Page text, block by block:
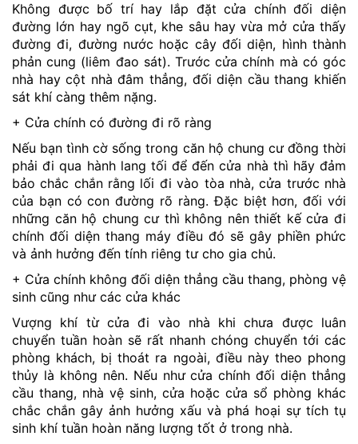
Không được bố trí hay lắp đặt cửa chính đối diện
đường lớn hay ngõ cụt, khe sâu hay vừa mở cửa thấy
đường đi, đường nước hoặc cây đối diện, hình thành
phản cung (liêm đao sát). Trước cửa chính mà có góc
nhà hay cột nhà đâm thẳng, đối diện cầu thang khiến
sát khí càng thêm nặng.
+ Cửa chính có đường đi rõ ràng
Nếu bạn tình cờ sống trong căn hộ chung cư đồng thời
phải đi qua hành lang tối để đến cửa nhà thì hãy đảm
bảo chắc chắn rằng lối đi vào tòa nhà, cửa trước nhà
của bạn có con đường rõ ràng. Đặc biệt hơn, đối với
những căn hộ chung cư thì không nên thiết kế cửa đi
chính đối diện thang máy điều đó sẽ gây phiền phức
và ảnh hưởng đến tính riêng tư cho gia chủ.
+ Cửa chính không đối diện thẳng cầu thang, phòng vệ
sinh cũng như các cửa khác
Vượng khí từ cửa đi vào nhà khi chưa được luân
chuyển tuần hoàn sẽ rất nhanh chóng chuyển tới các
phòng khách, bị thoát ra ngoài, điều này theo phong
thủy là không nên. Nếu như cửa chính đối diện thẳng
cầu thang, nhà vệ sinh, cửa hoặc cửa sổ phòng khác
chắc chắn gây ảnh hưởng xấu và phá hoại sự tích tụ
sinh khí tuần hoàn năng lượng tốt ở trong nhà.